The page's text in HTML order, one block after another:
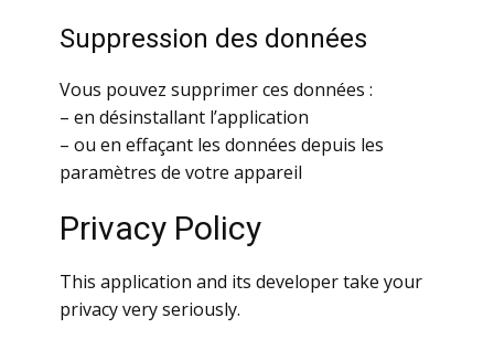
Suppression des données
Vous pouvez supprimer ces données :
– en désinstallant l’application
– ou en effaçant les données depuis les
paramètres de votre appareil
Privacy Policy
This application and its developer take your
privacy very seriously.